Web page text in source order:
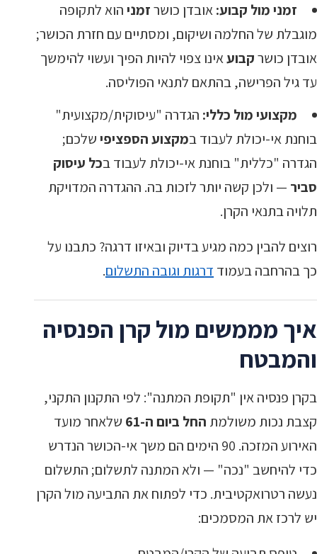
זמני מול קבוע:אובדן כושרזמניהוא לתקופה
מוגבלת של החלמה ושיקום, ומסתיים עם חזרת הכושר;
אובדן כושרקבועאינו צפוי להיות הפיך ועשוי להימשך
עד גיל הפרישה, בהתאם לתנאי הפוליסה.
מקצועי מול כללי: הגדרה "עיסוקית/מקצועית"
בוחנת אי-יכולת לעבוד במקצוע הספציפישלכם;
הגדרה "כללית" בוחנת אי-יכולת לעבוד בכל עיסוק
סביר — ולכן קשה יותר לזכות בה. ההגדרה המדויקת
תלויה בתנאי הקרן.
רוצים להבין כמה מגיע בדיוק ובאיזו דרגה? כתבנו על
כך בהרחבה בעמוד דרגות וגובה התשלום.
איך מממשים מול קרן הפנסיה
והמבטח
בקרן פנסיה אין "תקופת המתנה": לפי התקנון התקני,
קצבת נכות משולמת החל ביום ה-61
שלאחר מועד
האירוע המזכה. 90 הימים הם משך אי-הכושר הנדרש
כדי להיחשב "נכה" — ולא המתנה לתשלום; התשלום
נעשה רטרואקטיבית. כדי לפתוח את התביעה מול הקרן
יש לרכז את המסמכים: